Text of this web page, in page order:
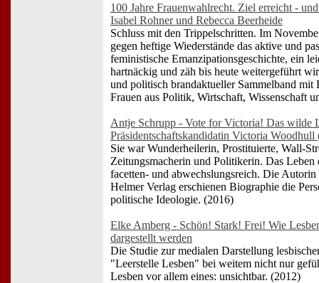
100 Jahre Frauenwahlrecht. Ziel erreicht -
Isabel Rohner und Rebecca Beerheide
Schluss mit den Trippelschritten. Im
gegen heftige Wiederstände das aktive und
feministische Emanzipationsgeschichte, ein
hartnäckig und zäh bis heute weitergeführt
und politisch brandaktueller Sammelband mit
Frauen aus Politik, Wirtschaft, Wissenschaft
Antje Schrupp - Vote for Victoria! Das wilde
Präsidentschaftskandidatin Victoria Woodhull
Sie war Wunderheilerin, Prostituierte, Wall-
Zeitungsmacherin und Politikerin. Das
facetten- und abwechslungsreich. Die
Helmer Verlag erschienen Biographie die
politische Ideologie. (2016)
Elke Amberg - Schön! Stark! Frei! Wie
dargestellt werden
Die Studie zur medialen Darstellung
"Leerstelle Lesben" bei weitem nicht nur
Lesben vor allem eines: unsichtbar. (2012)